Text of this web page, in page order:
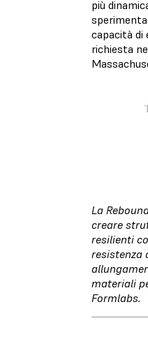
più
capacità di
richiesta
La
creare
resilienti
resistenza
materiali
Formlabs.